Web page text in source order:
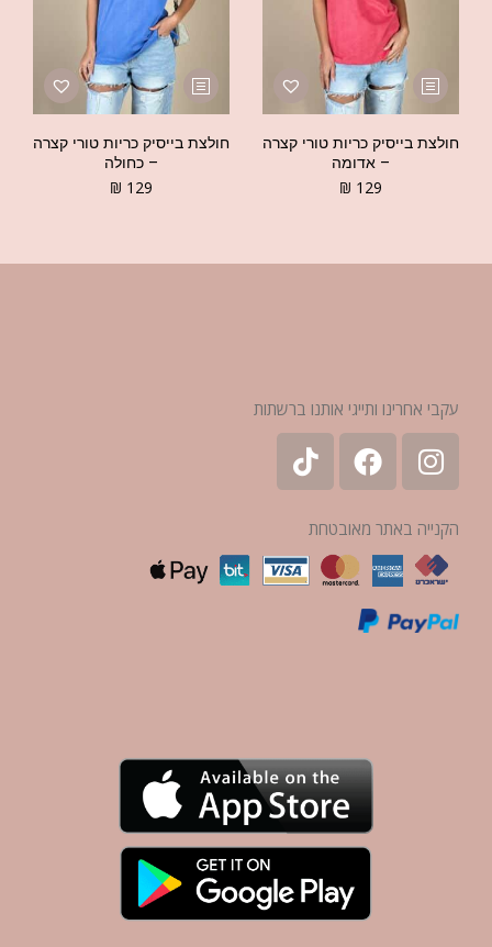
חולצת בייסיק כריות טורי קצרה
– אדומה
₪ 129
חולצת בייסיק כריות טורי קצרה
– כחולה
₪ 129
עקבי אחרינו ותייגי אותנו ברשתות
הקנייה באתר מאובטחת